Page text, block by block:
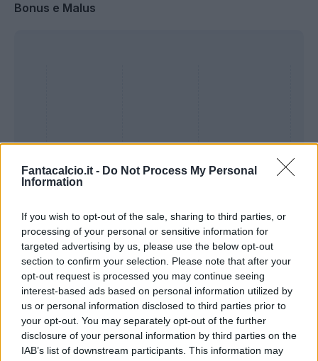
Fantacalcio.it - Do Not Process My Personal
Information
If you wish to opt-out of the sale, sharing to third parties, or
processing of your personal or sensitive information for
targeted advertising by us, please use the below opt-out
section to confirm your selection. Please note that after your
opt-out request is processed you may continue seeing
interest-based ads based on personal information utilized by
us or personal information disclosed to third parties prior to
your opt-out. You may separately opt-out of the further
disclosure of your personal information by third parties on the
IAB’s list of downstream participants. This information may
Bonus e Malus
Bonus Malus
Presenze a
voto